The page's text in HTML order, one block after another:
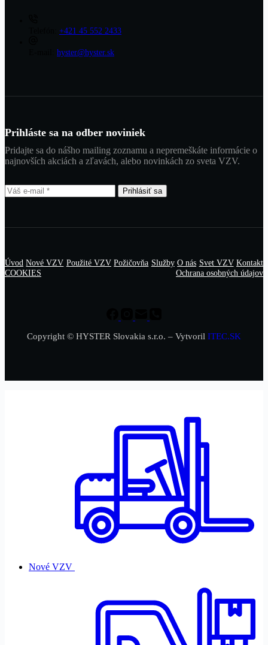
+421 45 552 2433
hyster@hyster.sk
Prihláste sa na odber noviniek
Pridajte sa do nášho mailing zoznamu a nepremeškáte informácie o
najnovších akciách a zľavách, alebo novinkách zo sveta VZV.
Prihlásiť sa
Úvod Nové VZV Použité VZV Požičovňa Služby O nás Svet VZV Kontakt
COOKIES
Ochrana osobných údajov
Copyright © HYSTER Slovakia s.r.o. – Vytvoril ITEC.SK
Nové VZV